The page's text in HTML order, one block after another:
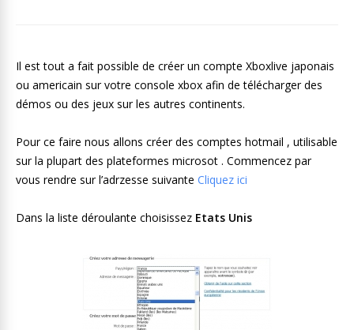
Il est tout a fait possible de créer un compte Xboxlive japonais
ou americain sur votre console xbox afin de télécharger des
démos ou des jeux sur les autres continents.
Pour ce faire nous allons créer des comptes hotmail , utilisable
sur la plupart des plateformes microsot . Commencez par
vous rendre sur l’adrzesse suivante Cliquez ici
Dans la liste déroulante choisissez Etats Unis